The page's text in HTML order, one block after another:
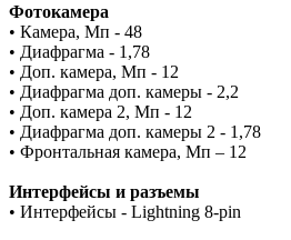
Фотокамера
• Камера, Мп - 48
• Диафрагма - 1,78
• Доп. камера, Мп - 12
• Диафрагма доп. камеры - 2,2
• Доп. камера 2, Мп - 12
• Диафрагма доп. камеры 2 - 1,78
• Фронтальная камера, Мп – 12
Интерфейсы и разъемы
• Интерфейсы - Lightning 8-pin